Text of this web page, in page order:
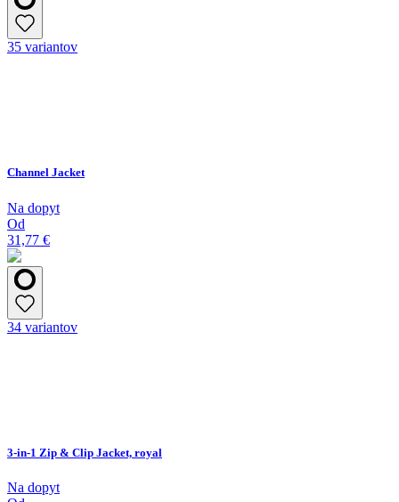
35 variantov
Channel Jacket
Na dopyt
Od
31,77 €
34 variantov
3-in-1 Zip & Clip Jacket, royal
Na dopyt